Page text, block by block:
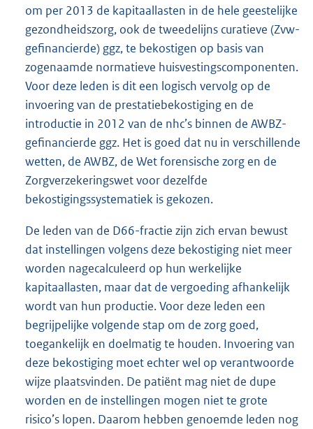
om per 2013 de kapitaallasten in de hele geestelijke
gezondheidszorg, ook de tweedelijns curatieve (Zvw-
gefinancierde) ggz, te bekostigen op basis van
zogenaamde normatieve huisvestingscomponenten.
Voor deze leden is dit een logisch vervolg op de
invoering van de prestatiebekostiging en de
introductie in 2012 van de nhc’s binnen de AWBZ-
gefinancierde ggz. Het is goed dat nu in verschillende
wetten, de AWBZ, de Wet forensische zorg en de
Zorgverzekeringswet voor dezelfde
bekostigingssystematiek is gekozen.
De leden van de D66-fractie zijn zich ervan bewust
dat instellingen volgens deze bekostiging niet meer
worden nagecalculeerd op hun werkelijke
kapitaallasten, maar dat de vergoeding afhankelijk
wordt van hun productie. Voor deze leden een
begrijpelijke volgende stap om de zorg goed,
toegankelijk en doelmatig te houden. Invoering van
deze bekostiging moet echter wel op verantwoorde
wijze plaatsvinden. De patiënt mag niet de dupe
worden en de instellingen mogen niet te grote
risico’s lopen. Daarom hebben genoemde leden nog